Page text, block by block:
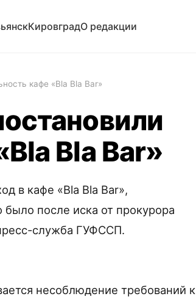
КировградО редакции
кафе «Bla Bla Bar»
Bla Bar»
в кафе «Bla Bla Bar»,
после иска от прокурора
служба ГУФССП.
несоблюдение требований к